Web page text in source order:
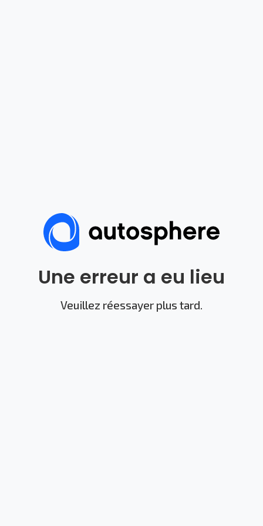
Une erreur a eu lieu
Veuillez réessayer plus tard.